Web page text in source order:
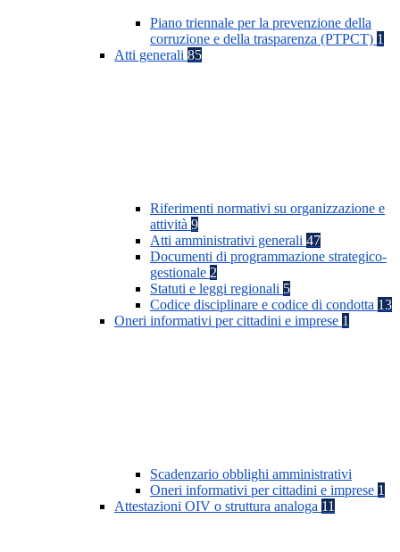
Piano triennale per la prevenzione della
corruzione e della trasparenza (PTPCT) 1
Atti generali 85
Riferimenti normativi su organizzazione e
attività 9
Atti amministrativi generali 47
Documenti di programmazione strategico-
gestionale 2
Statuti e leggi regionali 5
Codice disciplinare e codice di condotta 13
Oneri informativi per cittadini e imprese 1
Scadenzario obblighi amministrativi
Oneri informativi per cittadini e imprese 1
Attestazioni OIV o struttura analoga 11